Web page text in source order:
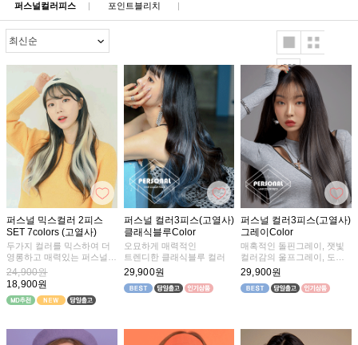
퍼스널컬러피스 포인트블리치
퍼스널 믹스컬러 2피스
SET 7colors (고열사)
두가지 컬러를 믹스하여 더
영롱하고 매력있는 퍼스널
믹스컬러
24,900원
18,900원
퍼스널 컬러3피스(고열사)
클래식블루Color
오묘하게 매력적인
트렌디한 클래식블루 컬러
29,900원
퍼스널 컬러3피스(고열사)
그레이Color
매혹적인 돌핀그레이, 잿빛
컬러감의 울프그레이, 도회
적인 분위기의 스모키그레이
29,900원